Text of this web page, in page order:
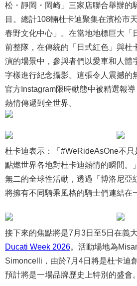
松・靜岡・岡崎」三家店聯合舉辦的
目。總計108輛杜卡迪聚集在濱松市
春野文化中心」。在當地地標巨大「
前整隊，在傳統的「日式紅色」與杜
演的場景中，參與者們以愛車和人體
字樣進行紀念攝影。這張令人震撼的
官方Instagram限時動態中被精選報
熱情傳遞到全世界。
杜卡迪表示：「#WeRideAsOne不
點燃世界各地對杜卡迪熱情的瞬間。
無二的全球性活動，透過「博洛尼亞
將擁有不同騎乘風格的騎士們連結在
接下來的焦點將是7月3日至5日在義
Ducati Week 2026 。活動場地為
Simoncelli，由於7月4日將是杜卡迪
預計將是一場品牌歷史上特別的盛會。